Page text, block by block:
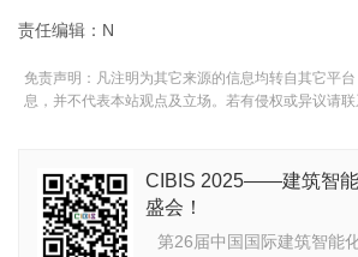
责任编辑：N
免责声明：凡注明为其它来源的信息均转自其它平
息，并不代表本站观点及立场。若有侵权或异议请联
CIBIS 2025——建筑智能
盛会！
第26届中国国际建筑智能